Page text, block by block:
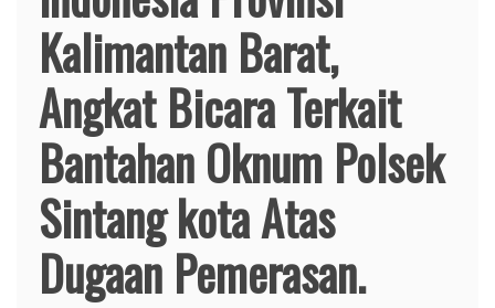
Kalimantan Barat,
Angkat Bicara Terkait
Bantahan Oknum Polsek
Sintang kota Atas
Dugaan Pemerasan.